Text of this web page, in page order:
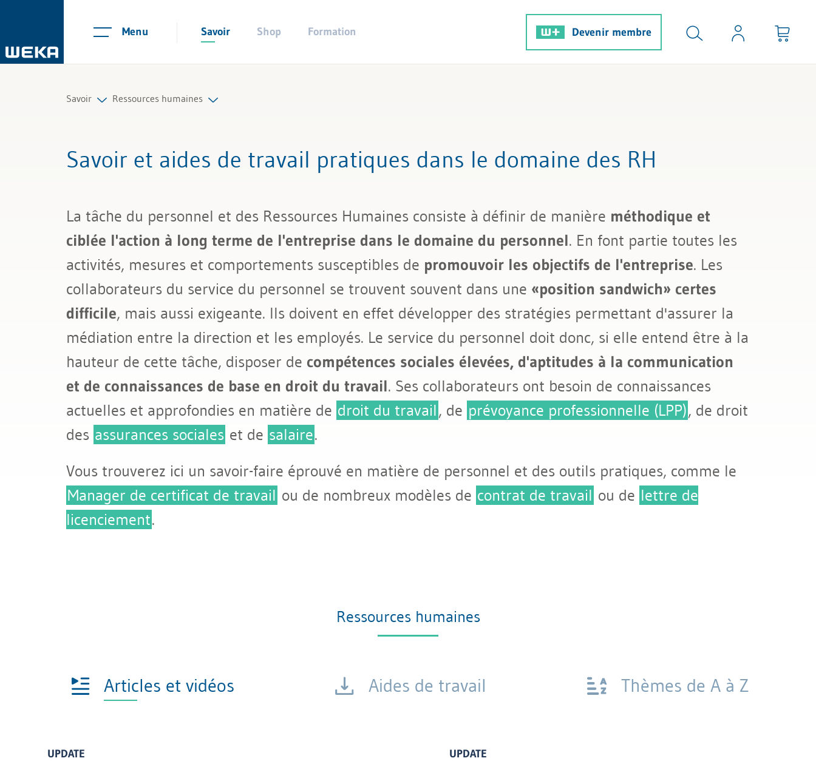
Menu Savoir Shop Formation Devenir membre
Savoir
Gestion et management
Finances & TVA
Ressources humaines
Contrats de travail et règlements
Salaire et rémunération
Gestion du personnel
Licenciement et certificat de travail
Assurances sociales
Savoir et aides de travail pratiques dans le domaine des RH
La tâche du personnel et des Ressources Humaines consiste à définir de manière méthodique et
ciblée l'action à long terme de l'entreprise dans le domaine du personnel. En font partie toutes les
activités, mesures et comportements susceptibles de promouvoir les objectifs de l'entreprise. Les
collaborateurs du service du personnel se trouvent souvent dans une «position sandwich» certes
difficile, mais aussi exigeante. Ils doivent en effet développer des stratégies permettant d'assurer la
médiation entre la direction et les employés. Le service du personnel doit donc, si elle entend être à la
hauteur de cette tâche, disposer de compétences sociales élevées, d'aptitudes à la communication
et de connaissances de base en droit du travail. Ses collaborateurs ont besoin de connaissances
actuelles et approfondies en matière de droit du travail, de prévoyance professionnelle (LPP), de droit
des assurances sociales et de salaire.
Vous trouverez ici un savoir-faire éprouvé en matière de personnel et des outils pratiques, comme le
Manager de certificat de travail ou de nombreux modèles de contrat de travail ou de lettre de
licenciement.
Ressources humaines
Articles et vidéos Aides de travail Thèmes de A à Z
UPDATE UPDATE